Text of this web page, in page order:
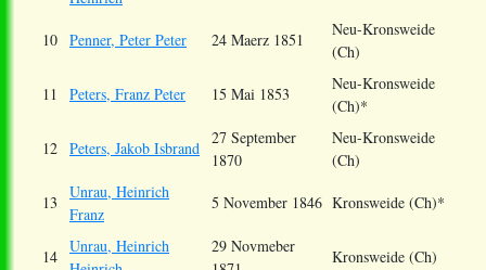
10 Penner, Peter Peter 24 Maerz 1851
Neu-Kronsweide
(Ch)
11 Peters, Franz Peter 15 Mai 1853
Neu-Kronsweide
(Ch)*
12 Peters, Jakob Isbrand
27 September
1870
Neu-Kronsweide
(Ch)
13
Unrau, Heinrich
Franz
5 November 1846 Kronsweide (Ch)*
14
Unrau, Heinrich
29 Novmeber
Kronsweide (Ch)